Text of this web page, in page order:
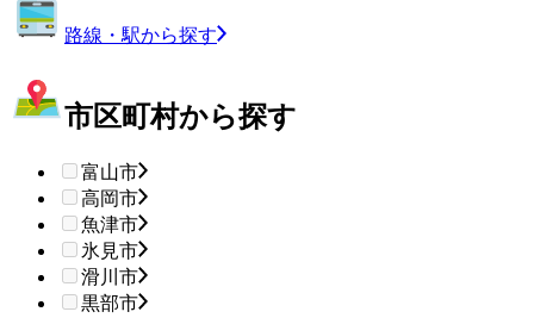
路線・駅から探す
市区町村から探す
富山市
高岡市
魚津市
氷見市
滑川市
黒部市